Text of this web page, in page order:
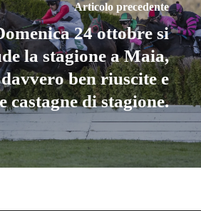
Articolo precedente
24 ottobre si
la stagione a Maia,
ben riuscite e
castagne di stagione.